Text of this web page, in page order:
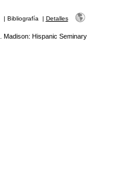
| Bibliografía | Detalles
Madison: Hispanic Seminary